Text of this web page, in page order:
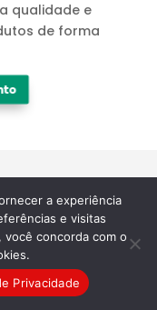
qualidade e
de forma
em
a experiência
e visitas
você concorda com o
Privacidade